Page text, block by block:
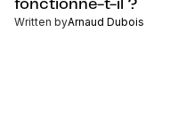
fonctionne-t-il ?
Written byArnaud Dubois